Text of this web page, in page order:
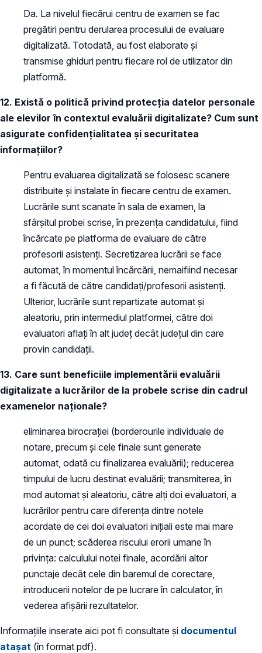
Da. La nivelul fiecărui centru de examen se fac
pregătiri pentru derularea procesului de evaluare
digitalizată. Totodată, au fost elaborate și
transmise ghiduri pentru fiecare rol de utilizator din
platformă.
12. Există o politică privind protecția datelor personale
ale elevilor în contextul evaluării digitalizate? Cum sunt
asigurate confidențialitatea și securitatea
informațiilor?
Pentru evaluarea digitalizată se folosesc scanere
distribuite și instalate în fiecare centru de examen.
Lucrările sunt scanate în sala de examen, la
sfârșitul probei scrise, în prezența candidatului, fiind
încărcate pe platforma de evaluare de către
profesorii asistenți. Secretizarea lucrării se face
automat, în momentul încărcării, nemaifiind necesar
a fi făcută de către candidați/profesorii asistenți.
Ulterior, lucrările sunt repartizate automat și
aleatoriu, prin intermediul platformei, către doi
evaluatori aflați în alt județ decât județul din care
provin candidații.
13. Care sunt beneficiile implementării evaluării
digitalizate a lucrărilor de la probele scrise din cadrul
examenelor naționale?
eliminarea birocrației (borderourile individuale de
notare, precum și cele finale sunt generate
automat, odată cu finalizarea evaluării); reducerea
timpului de lucru destinat evaluării; transmiterea, în
mod automat și aleatoriu, către alți doi evaluatori, a
lucrărilor pentru care diferența dintre notele
acordate de cei doi evaluatori inițiali este mai mare
de un punct; scăderea riscului erorii umane în
privința: calculului notei finale, acordării altor
punctaje decât cele din baremul de corectare,
introducerii notelor de pe lucrare în calculator, în
vederea afișării rezultatelor.
Informațiile inserate aici pot fi consultate și documentul
atașat (în format pdf).